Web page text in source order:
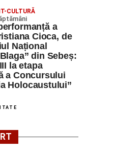
CULTURĂ
a
Cioca, de
Național
din Sebeș:
la etapa
a Concursului
Holocaustului”